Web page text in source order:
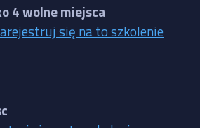
4 wolne miejsca
się na to szkolenie